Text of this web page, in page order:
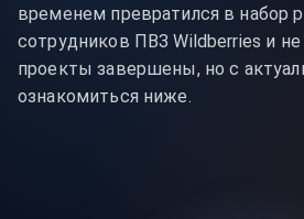
временем превратился в набор
сотрудников ПВЗ Wildberries и
проекты завершены, но с
ознакомиться ниже.